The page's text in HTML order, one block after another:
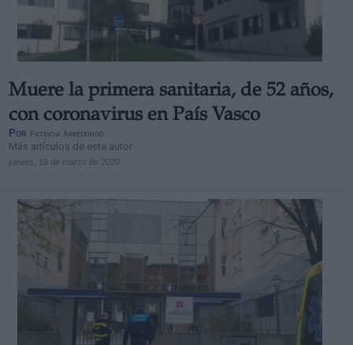
Muere la primera sanitaria, de 52 años,
con coronavirus en País Vasco
Por Patricia Arredondo
Más artículos de este autor
jueves, 19 de marzo de 2020